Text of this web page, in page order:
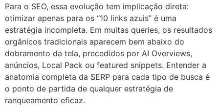
Para o SEO, essa evolução tem implicação direta:
otimizar apenas para os “10 links azuis” é uma
estratégia incompleta. Em muitas queries, os resultados
orgânicos tradicionais aparecem bem abaixo do
dobramento da tela, precedidos por AI Overviews,
anúncios, Local Pack ou featured snippets. Entender a
anatomia completa da SERP para cada tipo de busca é
o ponto de partida de qualquer estratégia de
ranqueamento eficaz.